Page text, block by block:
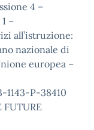
4 –
–
all’istruzione:
nazionale di
europea –
P-38410
FUTURE